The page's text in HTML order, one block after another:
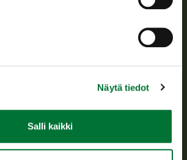
Näytä tiedot
Salli kaikki